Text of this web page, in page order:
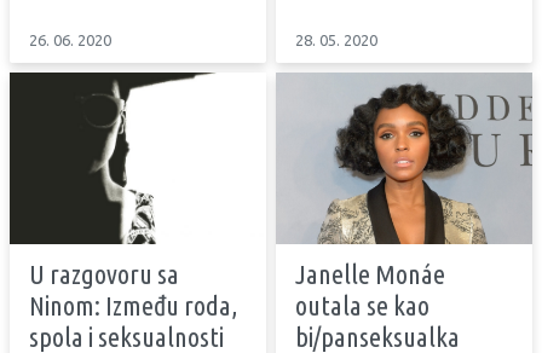
26. 06. 2020 28. 05. 2020
U razgovoru sa
Ninom: Između roda,
spola i seksualnosti
Janelle Monáe
outala se kao
bi/panseksualka